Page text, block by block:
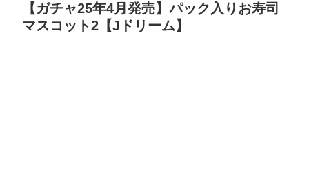
【ガチャ25年4月発売】パック入りお寿司
マスコット2【Jドリーム】